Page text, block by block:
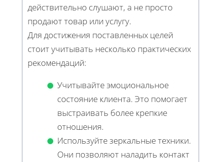
действительно слушают, а не просто
продают товар или услугу.
Для достижения поставленных целей
стоит учитывать несколько практических
рекомендаций:
Учитывайте эмоциональное
состояние клиента. Это помогает
выстраивать более крепкие
отношения.
Используйте зеркальные техники.
Они позволяют наладить контакт